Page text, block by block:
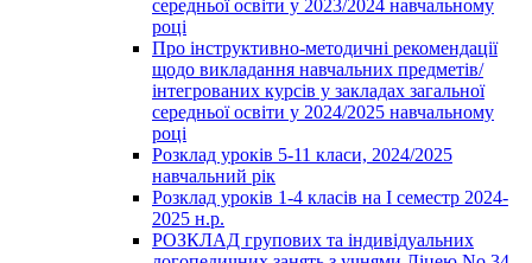
середньої освіти у 2023/2024 навчальному
році
Про інструктивно-методичні рекомендації
щодо викладання навчальних предметів/
інтегрованих курсів у закладах загальної
середньої освіти у 2024/2025 навчальному
році
Розклад уроків 5-11 класи, 2024/2025
навчальний рік
Розклад уроків 1-4 класів на І семестр 2024-
2025 н.р.
РОЗКЛАД групових та індивідуальних